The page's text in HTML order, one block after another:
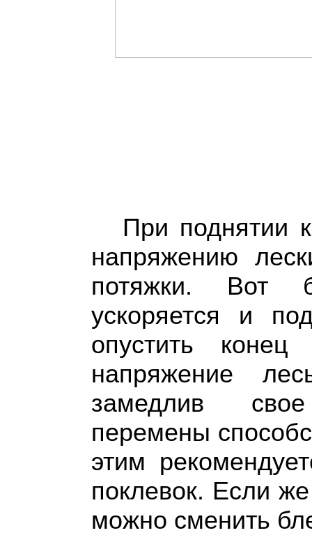
При поднятии
напряжению
потяжки. Вот
ускоряется и
опустить
напряжение
замедлив
перемены
этим
поклевок. Если
можно сменить